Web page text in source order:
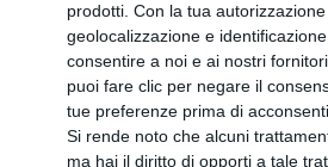
prodotti. Con la tua
geolocalizzazione e
consentire a noi e ai nostri
puoi fare clic per negare il
tue preferenze prima di
Si rende noto che alcuni
ma hai il diritto di opporti a tale